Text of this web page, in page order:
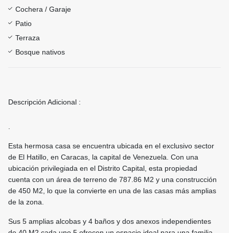
Cochera / Garaje
Patio
Terraza
Bosque nativos
Descripción Adicional :
Esta hermosa casa se encuentra ubicada en el exclusivo sector
de El Hatillo, en Caracas, la capital de Venezuela. Con una
ubicación privilegiada en el Distrito Capital, esta propiedad
cuenta con un área de terreno de 787.86 M2 y una construcción
de 450 M2, lo que la convierte en una de las casas más amplias
de la zona.
Sus 5 amplias alcobas y 4 baños y dos anexos independientes